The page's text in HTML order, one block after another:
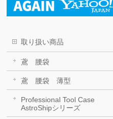
取り扱い商品
鳶 腰袋
鳶 腰袋 薄型
Professional Tool Case
AstroShipシリーズ